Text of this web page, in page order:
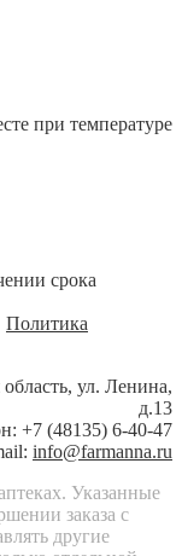
при температуре
срока
Политика
ул. Ленина,
д.13
+7 (48135) 6-40-47
info@farmanna.ru
Указанные
заказа с
другие